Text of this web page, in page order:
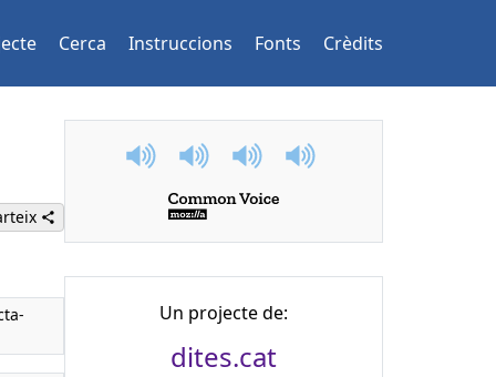
Cerca Instruccions Fonts Crèdits
Un projecte de:
dites.cat